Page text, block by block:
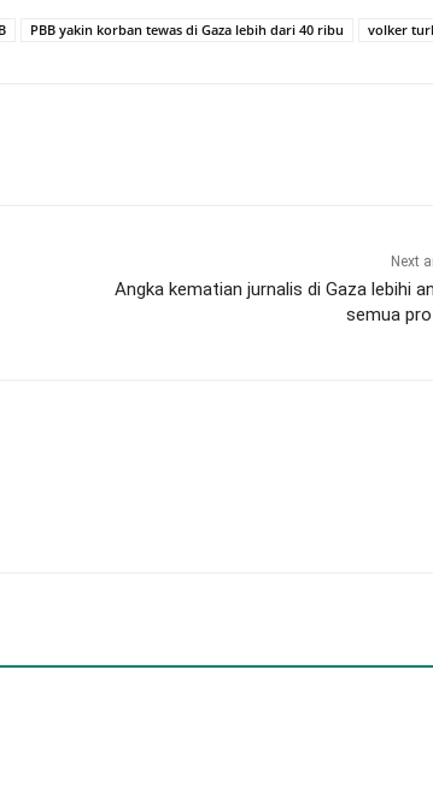
PBB yakin korban tewas di Gaza lebih dari 40 ribu volker
Next
Angka kematian jurnalis di Gaza lebihi
semua